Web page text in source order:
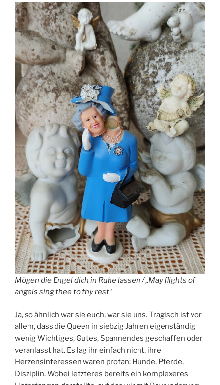
Mögen die Engel dich in Ruhe lassen / „May flights of
angels sing thee to thy rest“
Ja, so ähnlich war sie euch, war sie uns. Tragisch ist vor
allem, dass die Queen in siebzig Jahren eigenständig
wenig Wichtiges, Gutes, Spannendes geschaffen oder
veranlasst hat. Es lag ihr einfach nicht, ihre
Herzensinteressen waren profan: Hunde, Pferde,
Disziplin. Wobei letzteres bereits ein komplexeres